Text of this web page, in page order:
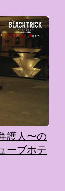
護人〜の
ーブホテ